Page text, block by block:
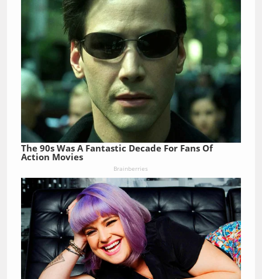
The 90s Was A Fantastic Decade For Fans Of
Action Movies
Brainberries